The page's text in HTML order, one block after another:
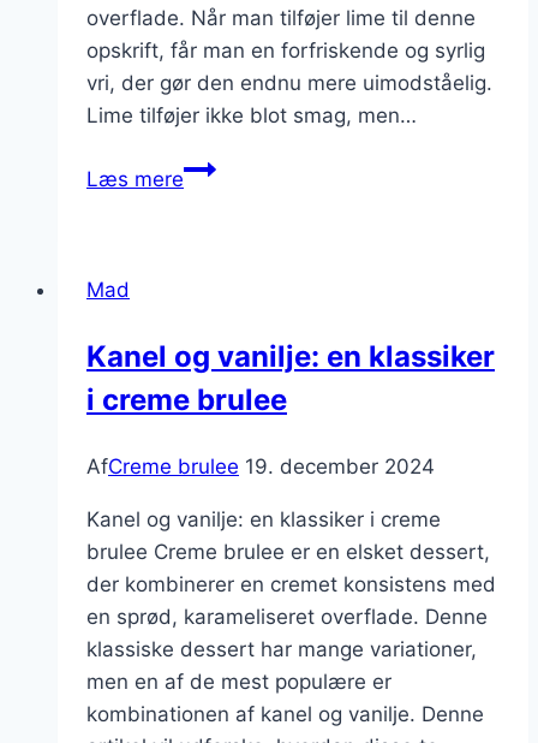
overflade. Når man tilføjer lime til denne
opskrift, får man en forfriskende og syrlig
vri, der gør den endnu mere uimodståelig.
Lime tilføjer ikke blot smag, men…
Læs mereSmagfuld
Mad
Kanel og vanilje: en klassiker
i creme brulee
AfCreme brulee 19. december 2024
Kanel og vanilje: en klassiker i creme
brulee Creme brulee er en elsket dessert,
der kombinerer en cremet konsistens med
en sprød, karameliseret overflade. Denne
klassiske dessert har mange variationer,
men en af de mest populære er
kombinationen af kanel og vanilje. Denne